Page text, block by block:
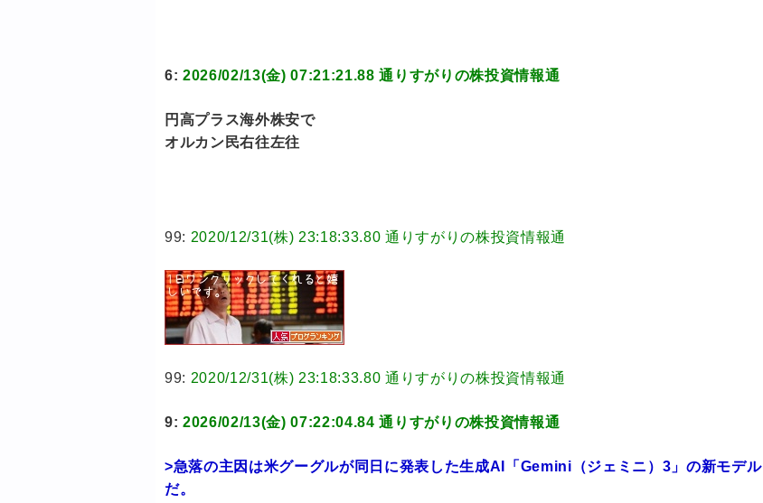
6: 2026/02/13(金) 07:21:21.88 通りすがりの株投資情報通
円高プラス海外株安で
オルカン民右往左往
99: 2020/12/31(株) 23:18:33.80 通りすがりの株投資情報通
99: 2020/12/31(株) 23:18:33.80 通りすがりの株投資情報通
9: 2026/02/13(金) 07:22:04.84 通りすがりの株投資情報通
>急落の主因は米グーグルが同日に発表した生成AI「Gemini（ジェミニ）3」の新モデル
だ。